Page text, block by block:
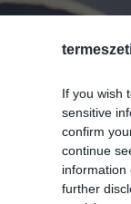
If you wish
sensitive
confirm
continue
information
further